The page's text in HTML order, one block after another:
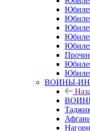
ВОИНЫ-